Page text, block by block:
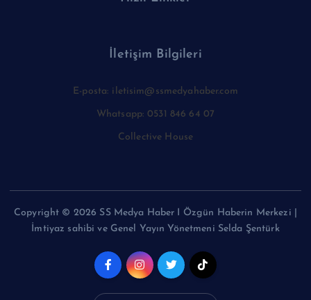
İletişim Bilgileri
E-posta: iletisim@ssmedyahaber.com
Whatsapp: 0531 846 64 07
Collective House
Copyright © 2026 SS Medya Haber I Özgün Haberin Merkezi |
İmtiyaz sahibi ve Genel Yayın Yönetmeni Selda Şentürk